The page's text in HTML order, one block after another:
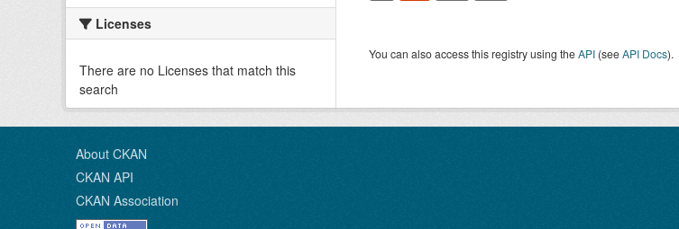
Licenses
There are no Licenses that match this
search
You can also access this registry using theAPI(seeAPI Docs).
About CKAN
CKAN API
CKAN Association